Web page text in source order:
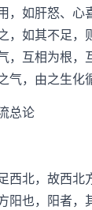
，如肝怒、
，如其不足
，互相为根，
气，由之生化
论
北，故西北
阳也，阳者